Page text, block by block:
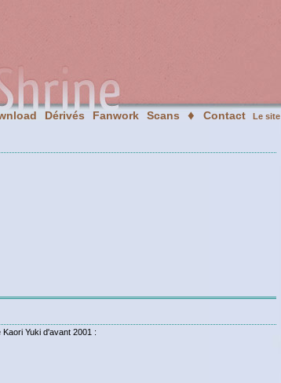
Dérivés Fanwork Scans ♦ Contact Le site
Yuki d'avant 2001 :